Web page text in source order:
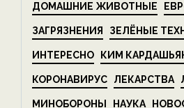
ДОМАШНИЕ ЖИВОТНЫЕ
ЗАГРЯЗНЕНИЯ ЗЕЛЁНЫЕ
ИНТЕРЕСНО КИМ
КОРОНАВИРУС ЛЕКАРСТВА
МИНОБОРОНЫ НАУКА